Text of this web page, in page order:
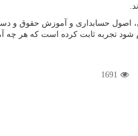
اصول حسابداری و آموزش حقوق و
تجربه ثابت کرده است که هر چه
1691